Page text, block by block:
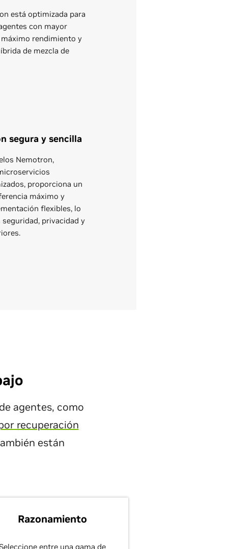
está optimizada para
con mayor
rendimiento y
de mezcla de
segura y sencilla
Nemotron,
proporciona un
máximo y
flexibles, lo
privacidad y
agentes, como
recuperación
están
Razonamiento
entre una gama de